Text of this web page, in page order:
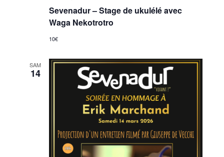
Sevenadur – Stage de ukulélé avec
Waga Nekotrotro
10€
SAM
14